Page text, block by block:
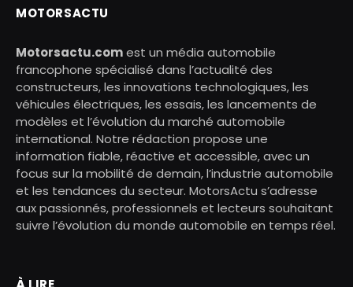
MOTORSACTU
Motorsactu.comest un média automobile
francophone spécialisé dans l’actualité des
constructeurs, les innovations technologiques, les
véhicules électriques, les essais, les lancements de
modèles et l’évolution du marché automobile
international. Notre rédaction propose une
information fiable, réactive et accessible, avec un
focus sur la mobilité de demain, l’industrie automobile
et les tendances du secteur. MotorsActu s’adresse
aux passionnés, professionnels et lecteurs souhaitant
suivre l’évolution du monde automobile en temps réel.